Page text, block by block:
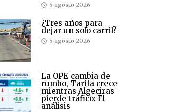
5 agosto 2026
¿Tres años para
dejar un solo carril?
5 agosto 2026
La OPE cambia de
rumbo, Tarifa crece
mientras Algeciras
pierde tráfico: El
análisis